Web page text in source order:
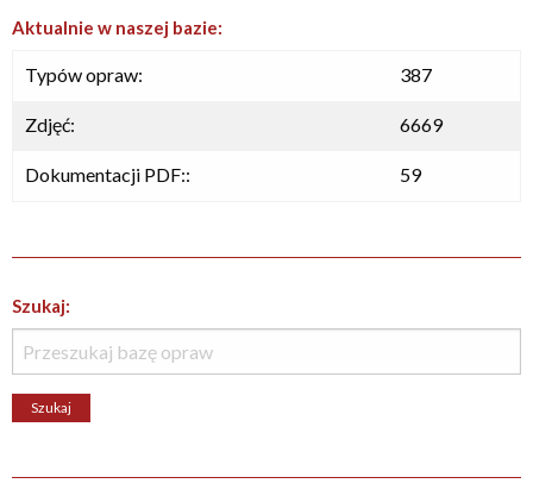
Aktualnie w naszej bazie:
Typów opraw: 387
Zdjęć: 6669
Dokumentacji PDF:: 59
Szukaj: